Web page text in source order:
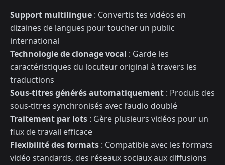
Support multilingue : Convertis tes vidéos en
dizaines de langues pour toucher un public
international
Technologie de clonage vocal : Garde les
caractéristiques du locuteur original à travers les
traductions
Sous-titres générés automatiquement : Produis des
sous-titres synchronisés avec l’audio doublé
Traitement par lots : Gère plusieurs vidéos pour un
flux de travail efficace
Flexibilité des formats : Compatible avec les formats
vidéo standards, des réseaux sociaux aux diffusions